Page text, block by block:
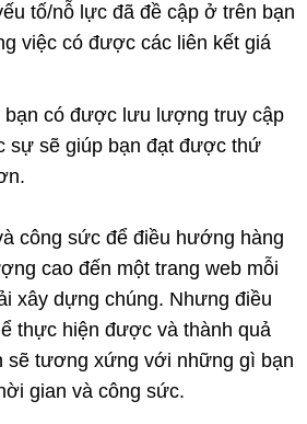
tố/nỗ lực đã đề cập ở trên bạn
việc có được các liên kết giá
bạn có được lưu lượng truy cập
sự sẽ giúp bạn đạt được thứ
công sức để điều hướng hàng
cao đến một trang web mỗi
xây dựng chúng. Nhưng điều
thực hiện được và thành quả
sẽ tương xứng với những gì bạn
gian và công sức.